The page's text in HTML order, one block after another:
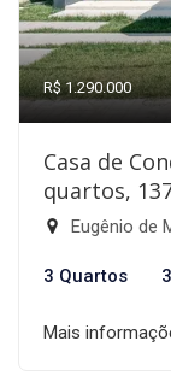
R$ 1.290.000
Casa de
quartos,
Eugênio de
3 Quartos
Mais